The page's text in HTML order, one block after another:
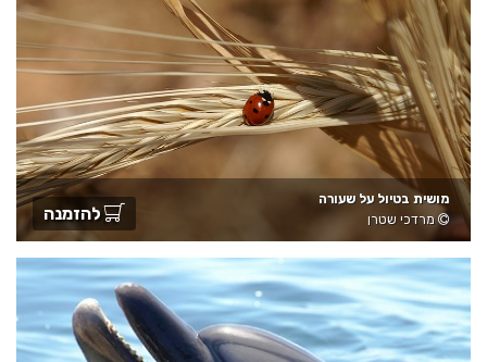
מושית בטיול על שעורה
מרדכי שטרן
להזמנה